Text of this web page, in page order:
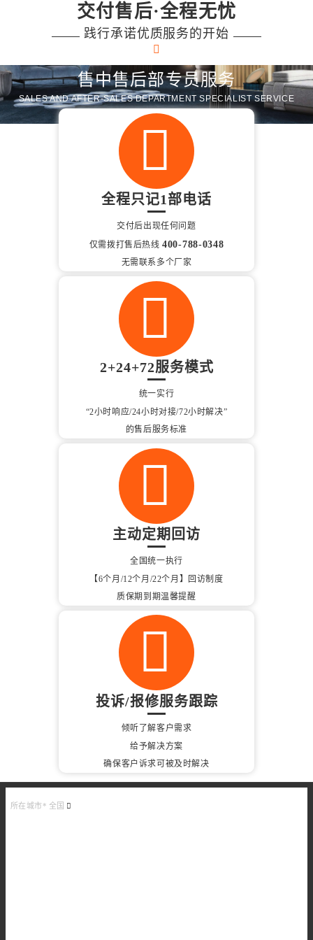
交付售后·全程无忧
践行承诺优质服务的开始
售中售后部专员服务
SALES AND AFTER-SALES DEPARTMENT SPECIALIST SERVICE
全程只记1部电话
交付后出现任何问题
仅需拨打售后热线400-788-0348
无需联系多个厂家
2+24+72服务模式
统一实行
“2小时响应/24小时对接/72小时解决”
的售后服务标准
主动定期回访
全国统一执行
【6个月/12个月/22个月】回访制度
质保期到期温馨提醒
投诉/报修服务跟踪
倾听了解客户需求
给予解决方案
确保客户诉求可被及时解决
所在城市* 全国